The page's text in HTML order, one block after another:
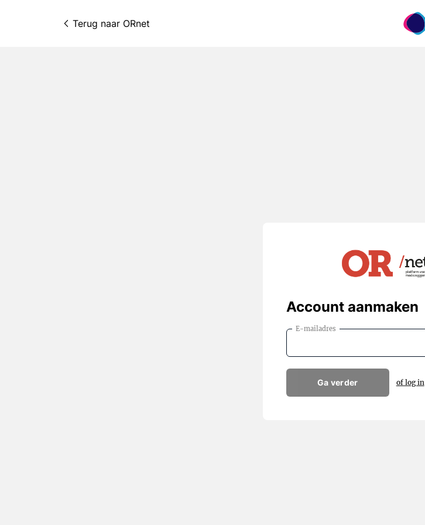
Terug naar ORnet
Account aanmaken
E-mailadres
Ga verder of log in